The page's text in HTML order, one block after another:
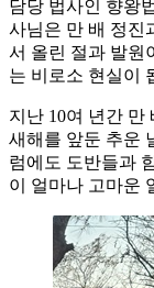
담당 법사인 향왕
사님은 만 배 정진
서 올린 절과 발원
는 비로소 현실이
지난 10여 년간 만
새해를 앞둔 추운
럼에도 도반들과
이 얼마나 고마운